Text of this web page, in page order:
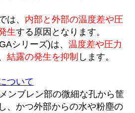
は、 内部と外部の温度差や圧
生する原因となります。
シリーズ)は、 温度差や圧力
結露の発生を抑制 します。
ついて
ンブレン部の微細な孔から筐
、かつ外部からの水や粉塵の